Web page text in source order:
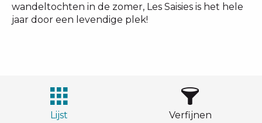
wandeltochten in de zomer, Les Saisies is het hele
jaar door een levendige plek!
Lijst Verfijnen